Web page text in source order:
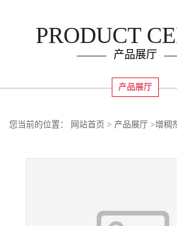
PRODUCT
产品展厅
产品展厅
您当前的位置： 网站首页 > 产品展厅 >增稠